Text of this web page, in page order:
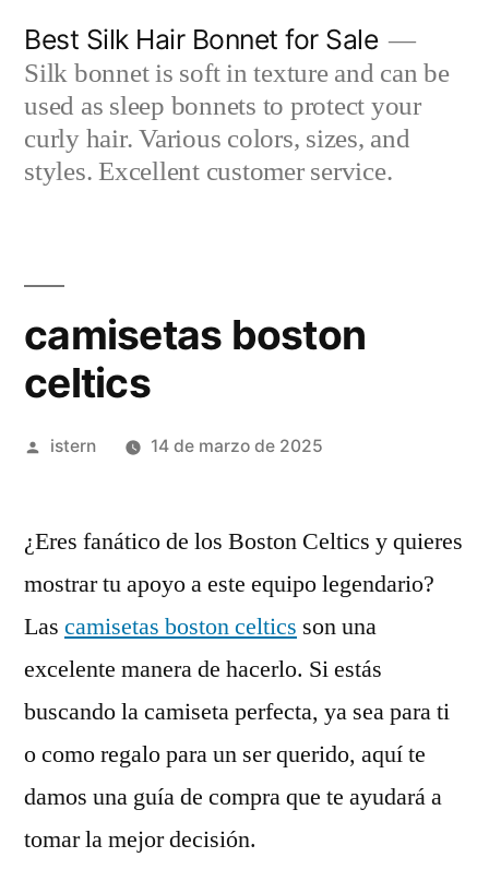
contenido
Best Silk Hair Bonnet for Sale
Silk bonnet is soft in texture and can be
used as sleep bonnets to protect your
curly hair. Various colors, sizes, and
styles. Excellent customer service.
camisetas boston
celtics
Publicado
istern 14 de marzo de 2025
¿Eres fanático de los Boston Celtics y quieres
mostrar tu apoyo a este equipo legendario?
Las camisetas boston celtics son una
excelente manera de hacerlo. Si estás
buscando la camiseta perfecta, ya sea para ti
o como regalo para un ser querido, aquí te
damos una guía de compra que te ayudará a
tomar la mejor decisión.